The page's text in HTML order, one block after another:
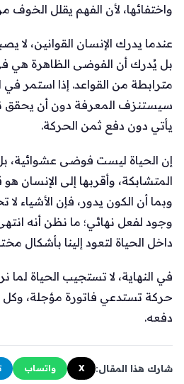
واختفائها، لأن الفهم يقلل الخوف
عندما يدرك الإنسان القوانين، لا
بل يُدرك أن الفوضى الظاهرة هي
مترابطة من القواعد. إذا استمر
سيستنزف المعرفة دون أن يحقق
يأتي دون دفع ثمن الحركة.
إن الحياة ليست فوضى عشوائية،
المتشابكة، وأقربها إلى الإنسان
وبما أن الكون يدور، فإن الأشياء لا
وجود لفعل نهائي؛ ما نظن أنه
داخل الحياة لتعود إلينا بأشكال
في النهاية، لا تستجيب الحياة لما
حركة تستدعي فاتورة مؤجلة،
دفعه.
شارك هذا المقال: X واتساب